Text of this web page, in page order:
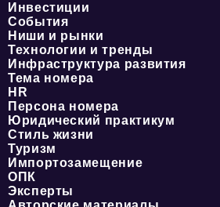
Инвестиции
События
Ниши и рынки
Технологии и тренды
Инфраструктура развития
Тема номера
HR
Персона номера
Юридический практикум
Стиль жизни
Туризм
Импортозамещение
ОПК
Эксперты